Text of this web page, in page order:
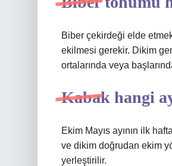
Biber çekirdeği elde
ekilmesi gerekir. Dikim
ortalarında veya
Kabak hangi
Ekim Mayıs ayının ilk
ve dikim doğrudan ekim
yerleştirilir.